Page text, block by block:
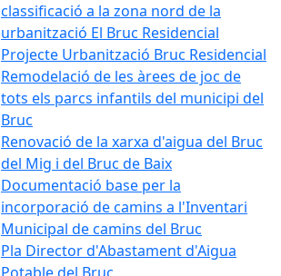
classificació a la zona nord de la
urbanització El Bruc Residencial
Projecte Urbanització Bruc Residencial
Remodelació de les àrees de joc de
tots els parcs infantils del municipi del
Bruc
Renovació de la xarxa d'aigua del Bruc
del Mig i del Bruc de Baix
Documentació base per la
incorporació de camins a l'Inventari
Municipal de camins del Bruc
Pla Director d'Abastament d'Aigua